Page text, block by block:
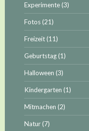
Experimente(3)
Fotos(21)
Freizeit(11)
Geburtstag(1)
Halloween (3)
Kindergarten (1)
Mitmachen (2)
Natur(7)